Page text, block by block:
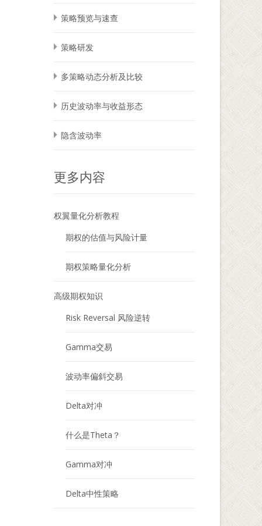
策略预览与速查
策略研发
多策略动态分析及比较
历史波动率与收益形态
隐含波动率
更多内容
权翼量化分析教程
期权的估值与风险计量
期权策略量化分析
高级期权知识
Risk Reversal 风险逆转
Gamma交易
波动率偏斜交易
Delta对冲
什么是Theta？
Gamma对冲
Delta中性策略